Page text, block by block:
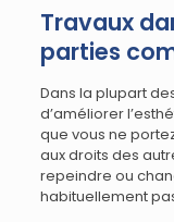
Travaux
parties
Dans la plupart
d’améliorer
que vous ne
aux droits des
repeindre ou
habituellement